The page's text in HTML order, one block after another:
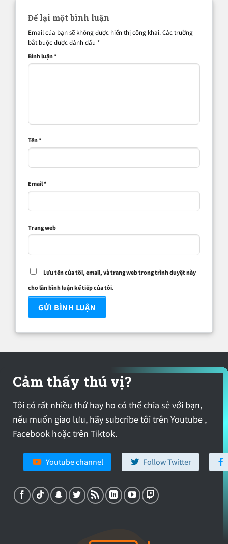
Để lại một bình luận
Email của bạn sẽ không được hiển thị công khai.Các trường
bắt buộc được đánh dấu *
Bình luận*
Tên*
Email*
Trang web
Lưu tên của tôi, email, và trang web trong trình duyệt này
cho lần bình luận kế tiếp của tôi.
Cảm thấy thú vị?
Tôi có rất nhiều thứ hay ho có thể chia sẻ với bạn,
nếu muốn giao lưu, hãy subcribe tôi trên Youtube ,
Facebook hoặc trên Tiktok.
Youtube channel Follow Twitter